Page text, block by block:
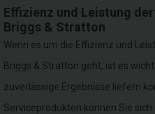
Effizienz und Leistung
Briggs & Stratton
Wenn es um die Effizienz und
Briggs & Stratton geht, ist es
zuverlässige Ergebnisse liefern
Serviceprodukten können Sie